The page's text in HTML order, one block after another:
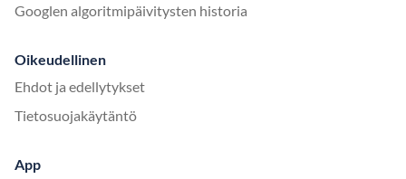
Googlen algoritmipäivitysten historia
Oikeudellinen
Ehdot ja edellytykset
Tietosuojakäytäntö
App